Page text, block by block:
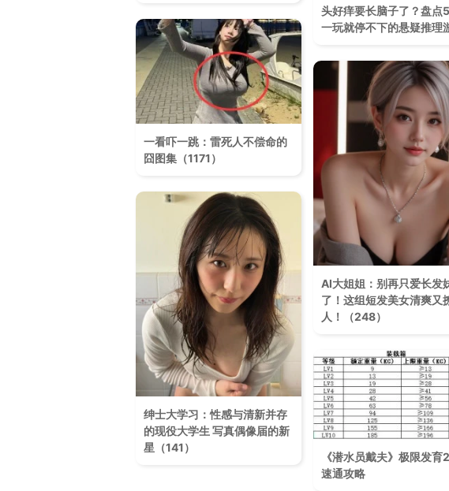
头好痒要长脑子了？盘点
一玩就停不下的悬疑推理
一看吓一跳：雷死人不偿命的
囧图集（1171）
AI大姐姐：别再只爱长发
了！这组短发美女清爽又
人！（248）
绅士大学习：性感与清新并存
的现役大学生 写真偶像届的新
星（141）
《潜水员戴夫》极限发育
速通攻略